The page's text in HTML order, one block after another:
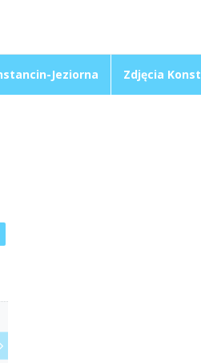
Jeziorna Zdjęcia